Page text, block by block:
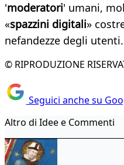
'moderatori' umani,
«spazzini digitali»
nefandezze degli utenti.
© RIPRODUZIONE
Seguici anche su
Altro di Idee e Commenti